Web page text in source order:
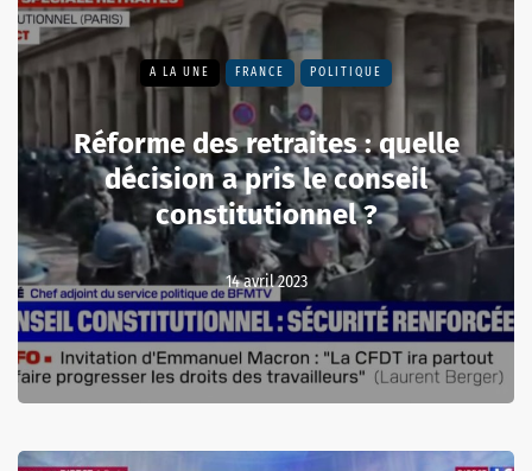
A LA UNE FRANCE POLITIQUE
Réforme des retraites : quelle
décision a pris le conseil
constitutionnel ?
14 avril 2023